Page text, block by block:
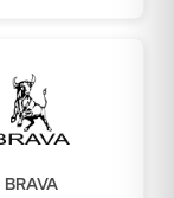
BRAVA